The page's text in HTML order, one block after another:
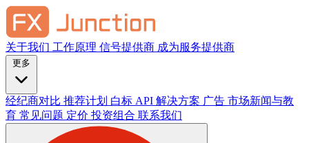
关于我们 工作原理 信号提供商 成为服务提供商
经纪商对比 推荐计划 白标 API 解决方案 广告 市场新闻与教
育 常见问题 定价 投资组合 联系我们